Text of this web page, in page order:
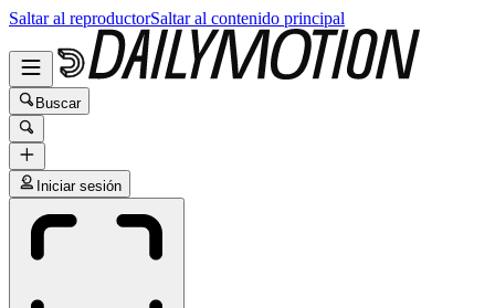
Saltar al reproductorSaltar al contenido principal
Buscar
Iniciar sesión